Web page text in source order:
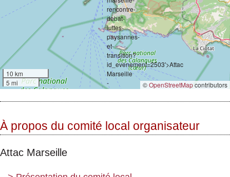
10 km
5 mi
©OpenStreetMapcontributors
À propos du comité local organisateur
Attac Marseille